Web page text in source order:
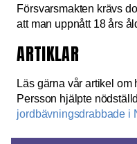
Försvarsmakten krävs
att man uppnått 18 års
ARTIKLAR
Läs gärna vår artikel
Persson hjälpte
jordbävningsdrabbade i